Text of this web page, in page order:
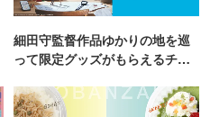
細田守監督作品ゆかりの地を巡
って限定グッズがもらえるチャ